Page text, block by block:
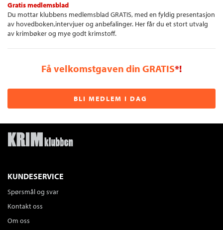
Gratis medlemsblad
Du mottar klubbens medlemsblad GRATIS, med en fyldig presentasjon
av hovedboken,intervjuer og anbefalinger. Her får du et stort utvalg
av krimbøker og mye godt krimstoff.
Få velkomstgaven din GRATIS*!
BLI MEDLEM I DAG
KUNDESERVICE
Spørsmål og svar
Kontakt oss
Om oss